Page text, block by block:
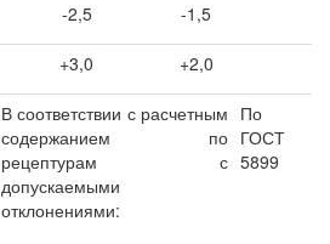
-2,5 -1,5
+3,0 +2,0
В соответствии с расчетным
содержанием по
рецептурам с
допускаемыми
отклонениями:
По
ГОСТ
5899